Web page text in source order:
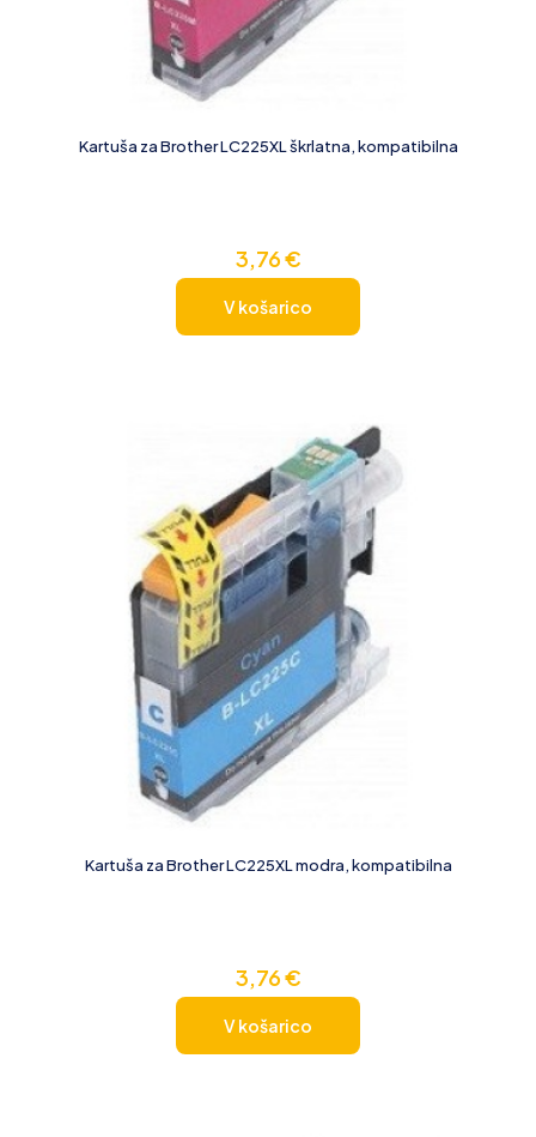
Kartuša za Brother LC225XL škrlatna, kompatibilna
3,76€
V košarico
Kartuša za Brother LC225XL modra, kompatibilna
3,76€
V košarico